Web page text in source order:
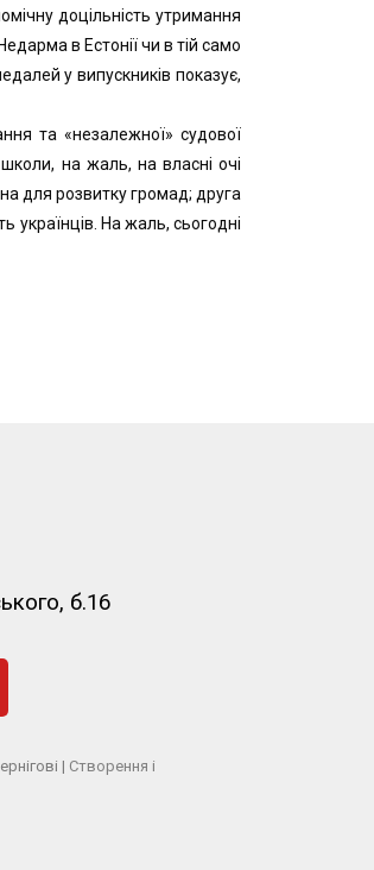
доцільність утримання
в Естонії чи в тій само
у випускників показує,
та «незалежної» судової
на жаль, на власні очі
для розвитку громад; друга
українців. На жаль, сьогодні
б.16
| Створення і